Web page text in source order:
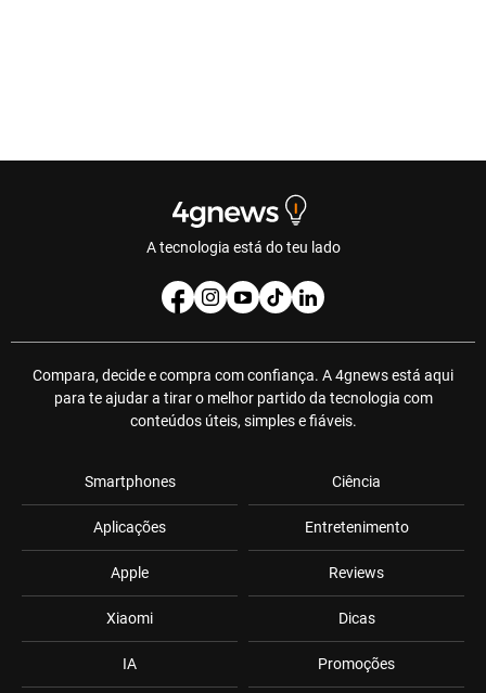
A tecnologia está do teu lado
Compara, decide e compra com confiança. A 4gnews está aqui
para te ajudar a tirar o melhor partido da tecnologia com
conteúdos úteis, simples e fiáveis.
Smartphones
Aplicações
Apple
Xiaomi
IA
Ciência
Entretenimento
Reviews
Dicas
Promoções